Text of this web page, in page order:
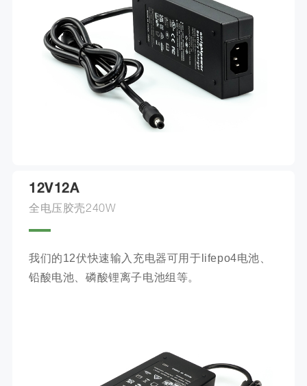
12V12A
全电压胶壳240W
我们的12伏快速输入充电器可用于lifepo4电池、
铅酸电池、磷酸锂离子电池组等。